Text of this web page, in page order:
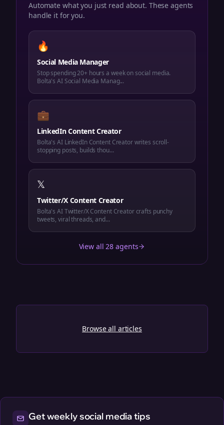
Automate what you just read about. These agents
handle it for you.
🔥
Social Media Manager
Stop spending 20+ hours a week on social media.
Bolta's AI Social Media Manag...
💼
LinkedIn Content Creator
Bolta's AI LinkedIn Content Creator writes scroll-
stopping posts, builds thou...
𝕏
Twitter/X Content Creator
Bolta's AI Twitter/X Content Creator crafts punchy
tweets, viral threads, and...
View all 28 agents
Browse all articles
Get weekly social media tips